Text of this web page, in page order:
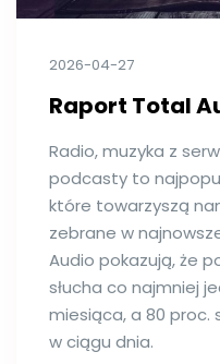
2026-04-27
Raport Total
Radio, muzyka z
podcasty to
które towarzyszą
zebrane w
Audio pokazują, że
słucha co najmniej
miesiąca, a 80 proc.
w ciągu dnia.